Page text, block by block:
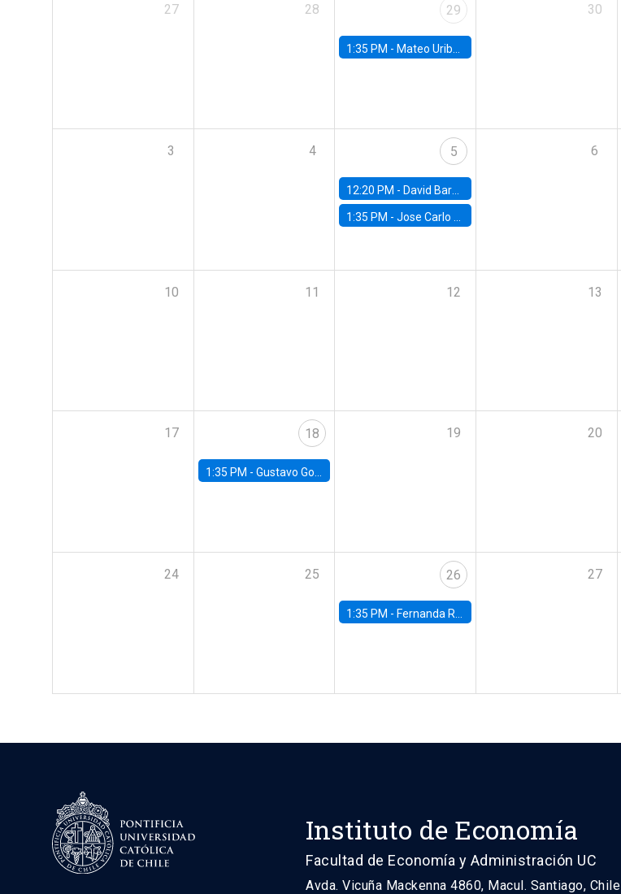
27 28 29
1:35 PM - Mateo Uribe-Castro, Universidad de los Andes (Colombia)
30
3 4 5
12:20 PM - David Bardey, Universidad de los Andes - CEDE
1:35 PM -Jose Carlo Bermudez, UC (ME) & World Bank
6
10 11 12 13
17 18
1:35 PM - Gustavo González, Banco Central de Chile
19 20
24 25 26
1:35 PM - Fernanda Rojas Ampuero, University of Wisconsin-Madison
27
Instituto de Economía
Facultad de Economía y Administración UC
Avda. Vicuña Mackenna 4860, Macul. Santiago, Chile